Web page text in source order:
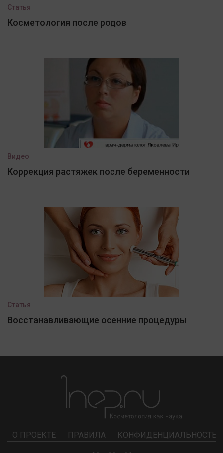
Статья
Косметология после родов
Видео
Коррекция растяжек после беременности
Статья
Восстанавливающие осенние процедуры
О ПРОЕКТЕ ПРАВИЛА КОНФИДЕНЦИАЛЬНОСТЬ